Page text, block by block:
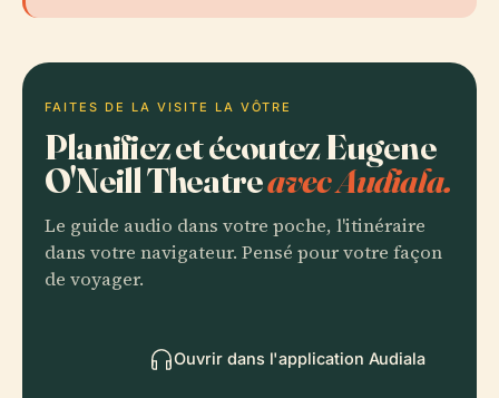
FAITES DE LA VISITE LA VÔTRE
Planifiez et écoutez Eugene
O'Neill Theatreavec Audiala.
Le guide audio dans votre poche, l'itinéraire
dans votre navigateur. Pensé pour votre façon
de voyager.
Ouvrir dans l'application Audiala